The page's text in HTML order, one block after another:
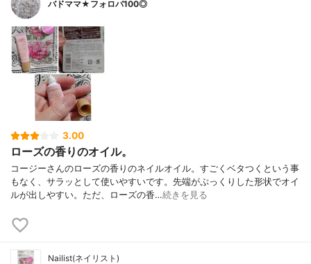
バドママ★フォロバ100◎
3.00
ローズの香りのオイル。
コージーさんのローズの香りのネイルオイル。すごくベタつくという事
もなく、サラッとして使いやすいです。先端がぷっくりした形状でオイ
ルが出しやすい。ただ、ローズの香…続きを見る
Nailist(ネイリスト)